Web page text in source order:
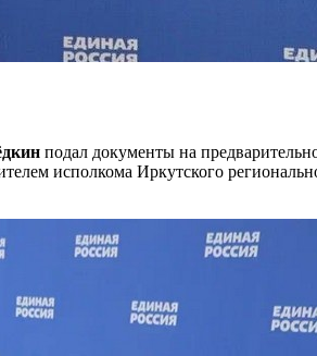
подал документы на
исполкома Иркутского